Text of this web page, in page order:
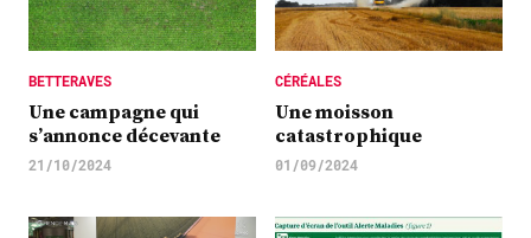
BETTERAVES
Une campagne qui
s’annonce décevante
21/10/2024
CÉRÉALES
Une moisson
catastrophique
01/09/2024